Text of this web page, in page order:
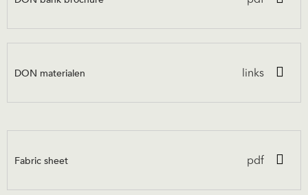
DON materialen links
Fabric sheet pdf